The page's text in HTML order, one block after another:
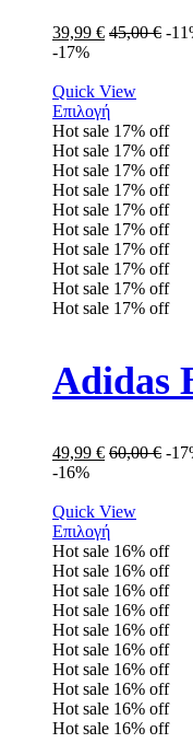
39,99 € 45,00€ -
-17%
Quick View
Επιλογή
Hot sale 17% off
Hot sale 17% off
Hot sale 17% off
Hot sale 17% off
Hot sale 17% off
Hot sale 17% off
Hot sale 17% off
Hot sale 17% off
Hot sale 17% off
Hot sale 17% off
Adidas
49,99 € 60,00€ -
-16%
Quick View
Επιλογή
Hot sale 16% off
Hot sale 16% off
Hot sale 16% off
Hot sale 16% off
Hot sale 16% off
Hot sale 16% off
Hot sale 16% off
Hot sale 16% off
Hot sale 16% off
Hot sale 16% off